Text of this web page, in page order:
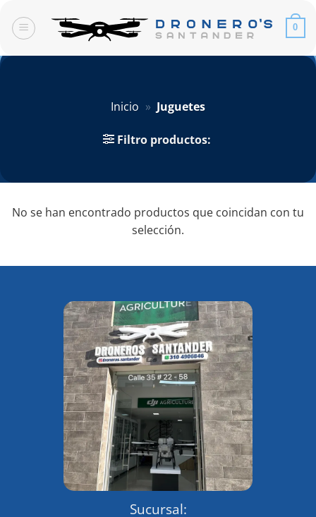
contenido
0
Inicio » Juguetes
Filtro productos:
No se han encontrado productos que coincidan con tu
selección.
Sucursal: